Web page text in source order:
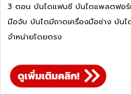
3 ตอน บันไดแฟนซี บันไดแพลตฟอ
มือจับ บันไดมีถาดเครื่องมือช่าง บันไ
จำหน่ายโดยตรง